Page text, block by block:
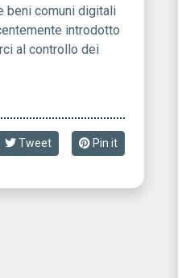
beni comuni digitali
introdotto
al controllo dei
Tweet Pin it